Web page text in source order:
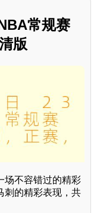
常规赛
版
场不容错过的精彩
刺的精彩表现，共